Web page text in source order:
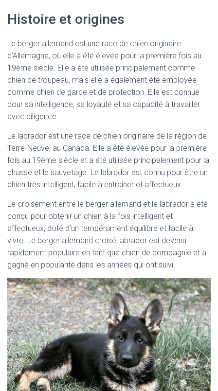
Histoire et origines
Le berger allemand est une race de chien originaire
d’Allemagne, où elle a été élevée pour la première fois au
19ème siècle. Elle a été utilisée principalement comme
chien de troupeau, mais elle a également été employée
comme chien de garde et de protection. Elle est connue
pour sa intelligence, sa loyauté et sa capacité à travailler
avec diligence.
Le labrador est une race de chien originaire de la région de
Terre-Neuve, au Canada. Elle a été élevée pour la première
fois au 19ème siècle et a été utilisée principalement pour la
chasse et le sauvetage. Le labrador est connu pour être un
chien très intelligent, facile à entraîner et affectueux.
Le croisement entre le berger allemand et le labrador a été
conçu pour obtenir un chien à la fois intelligent et
affectueux, doté d’un tempérament équilibré et facile à
vivre. Le berger allemand croisé labrador est devenu
rapidement populaire en tant que chien de compagnie et a
gagné en popularité dans les années qui ont suivi.